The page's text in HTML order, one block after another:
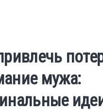
мужа: